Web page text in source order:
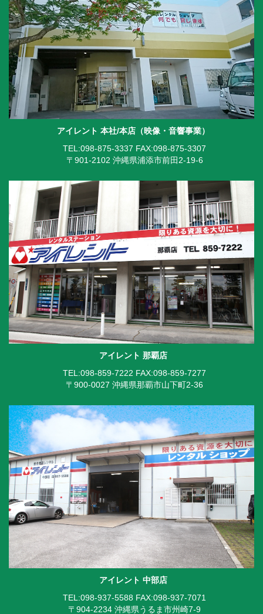
アイレント 本社/本店（映像・音響事業）
TEL:098-875-3337 FAX:098-875-3307
〒901-2102 沖縄県浦添市前田2-19-6
アイレント 那覇店
TEL:098-859-7222 FAX:098-859-7277
〒900-0027 沖縄県那覇市山下町2-36
アイレント 中部店
TEL:098-937-5588 FAX:098-937-7071
〒904-2234 沖縄県うるま市州崎7-9